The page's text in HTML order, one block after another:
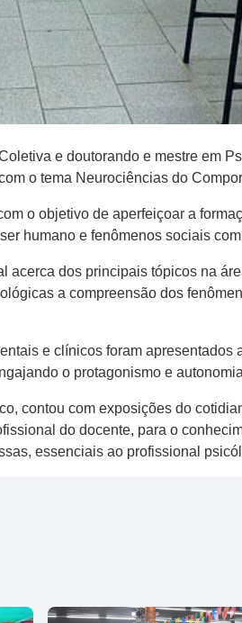
e doutorando e mestre em
o tema Neurociências do
o objetivo de aperfeiçoar a
humano e fenômenos sociais
dos principais tópicos na
a compreensão dos
e clínicos foram apresentados
o protagonismo e
contou com exposições do
do docente, para o
essenciais ao profissional